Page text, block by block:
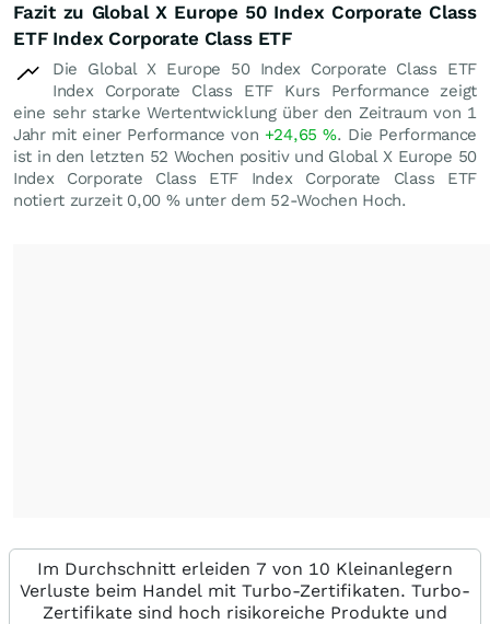
Fazit zu Global X Europe 50 Index Corporate Class
ETF Index Corporate Class ETF
Die Global X Europe 50 Index Corporate Class ETF
Index Corporate Class ETF Kurs Performance zeigt
eine sehr starke Wertentwicklung über den Zeitraum von 1
Jahr mit einer Performance von +24,65%. Die Performance
ist in den letzten 52 Wochen positiv und Global X Europe 50
Index Corporate Class ETF Index Corporate Class ETF
notiert zurzeit 0,00 %unter dem 52-Wochen Hoch.
Im Durchschnitt erleiden 7 von 10 Kleinanlegern
Verluste beim Handel mit Turbo-Zertifikaten. Turbo-
Zertifikate sind hoch risikoreiche Produkte und